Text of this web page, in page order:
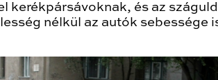
kerékpársávoknak, és az
nélkül az autók sebessége